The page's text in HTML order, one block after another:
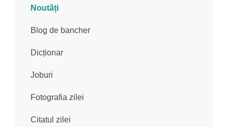
bancher
Joburi
Curs
Depozite
Comerțbank
întrebare?
Noutăți
Blog de bancher
Dicționar
Joburi
Fotografia zilei
Citatul zilei